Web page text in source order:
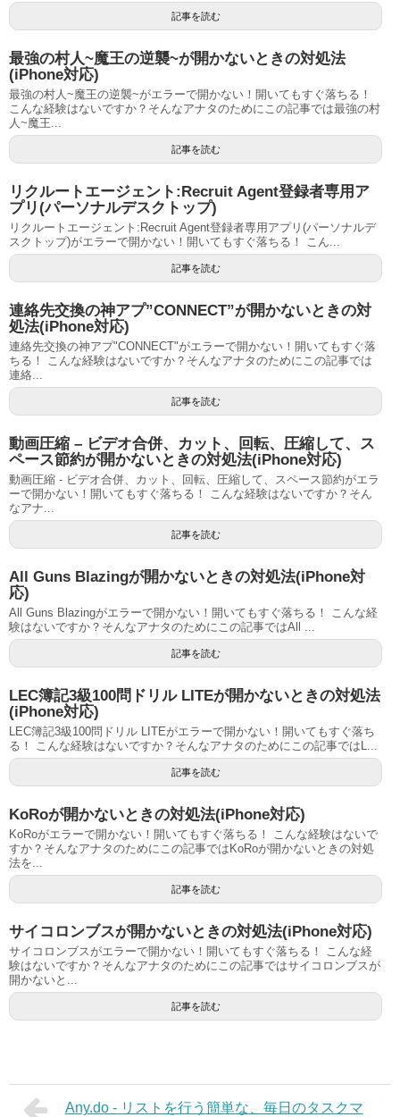
記事を読む
最強の村人~魔王の逆襲~が開かないときの対処法
(iPhone対応)
最強の村人~魔王の逆襲~がエラーで開かない！開いてもすぐ落ちる！
こんな経験はないですか？そんなアナタのためにこの記事では最強の村
人~魔王...
記事を読む
リクルートエージェント:Recruit Agent登録者専用ア
プリ(パーソナルデスクトップ)
リクルートエージェント:Recruit Agent登録者専用アプリ(パーソナルデ
スクトップ)がエラーで開かない！開いてもすぐ落ちる！ こん...
記事を読む
連絡先交換の神アプ”CONNECT”が開かないときの対
処法(iPhone対応)
連絡先交換の神アプ"CONNECT"がエラーで開かない！開いてもすぐ落
ちる！ こんな経験はないですか？そんなアナタのためにこの記事では
連絡...
記事を読む
動画圧縮 – ビデオ合併、カット、回転、圧縮して、ス
ペース節約が開かないときの対処法(iPhone対応)
動画圧縮 - ビデオ合併、カット、回転、圧縮して、スペース節約がエラ
ーで開かない！開いてもすぐ落ちる！ こんな経験はないですか？そん
なアナ...
記事を読む
All Guns Blazingが開かないときの対処法(iPhone対
応)
All Guns Blazingがエラーで開かない！開いてもすぐ落ちる！ こんな経
験はないですか？そんなアナタのためにこの記事ではAll ...
記事を読む
LEC簿記3級100問ドリル LITEが開かないときの対処法
(iPhone対応)
LEC簿記3級100問ドリル LITEがエラーで開かない！開いてもすぐ落ち
る！ こんな経験はないですか？そんなアナタのためにこの記事ではL...
記事を読む
KoRoが開かないときの対処法(iPhone対応)
KoRoがエラーで開かない！開いてもすぐ落ちる！ こんな経験はないで
すか？そんなアナタのためにこの記事ではKoRoが開かないときの対処
法を...
記事を読む
サイコロンブスが開かないときの対処法(iPhone対応)
サイコロンブスがエラーで開かない！開いてもすぐ落ちる！ こんな経
験はないですか？そんなアナタのためにこの記事ではサイコロンブスが
開かないと...
記事を読む
Any.do - リストを行う簡単な、毎日のタスクマ